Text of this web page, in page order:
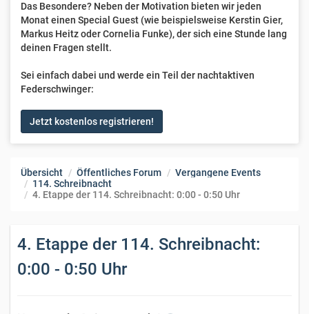
Das Besondere? Neben der Motivation bieten wir jeden
Monat einen Special Guest (wie beispielsweise Kerstin Gier,
Markus Heitz oder Cornelia Funke), der sich eine Stunde lang
deinen Fragen stellt.
Sei einfach dabei und werde ein Teil der nachtaktiven
Federschwinger:
Jetzt kostenlos registrieren!
Übersicht Öffentliches Forum
Vergangene Events
114. Schreibnacht
4. Etappe der 114. Schreibnacht: 0:00 - 0:50 Uhr
4. Etappe der 114. Schreibnacht:
0:00 - 0:50 Uhr